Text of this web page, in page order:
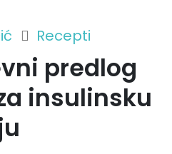
Recepti
predlog
insulinsku